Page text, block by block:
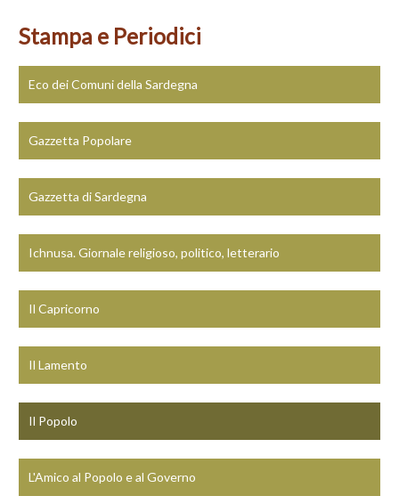
Stampa e Periodici
Eco dei Comuni della Sardegna
Gazzetta Popolare
Gazzetta di Sardegna
Ichnusa. Giornale religioso, politico, letterario
Il Capricorno
Il Lamento
Il Popolo
L'Amico al Popolo e al Governo